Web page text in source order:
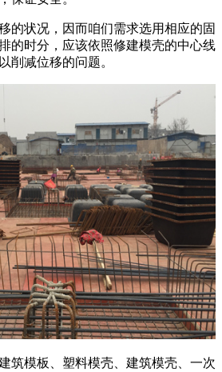
的状况，因而咱们需求选用相应的固
的时分，应该依照修建模壳的中心线
削减位移的问题。
筑模板、塑料模壳、建筑模壳、一次